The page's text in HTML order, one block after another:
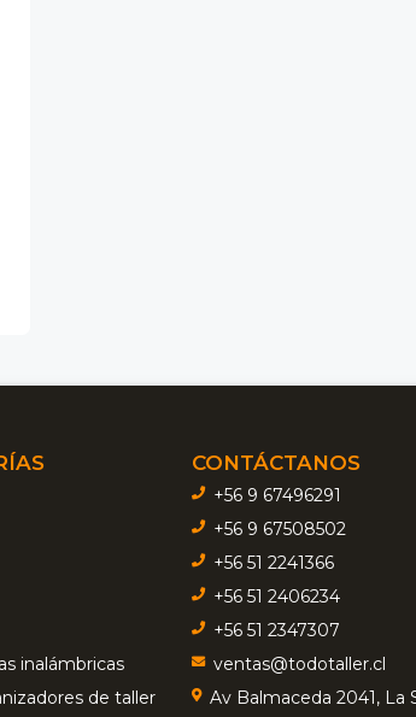
inalámbricas
de taller
CONTÁCTANOS
+56 9 67496291
+56 9 67508502
+56 51 2241366
+56 51 2406234
+56 51 2347307
ventas@todotaller.cl
Av Balmaceda 2041, La